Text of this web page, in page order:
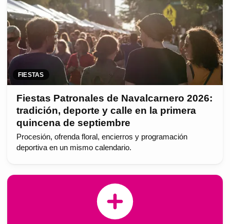
FIESTAS
Fiestas Patronales de Navalcarnero 2026:
tradición, deporte y calle en la primera
quincena de septiembre
Procesión, ofrenda floral, encierros y programación
deportiva en un mismo calendario.